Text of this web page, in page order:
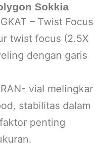
Sokkia
– Twist Focus
twist focus (2.5X
dengan garis
vial melingkar
stabilitas dalam
penting